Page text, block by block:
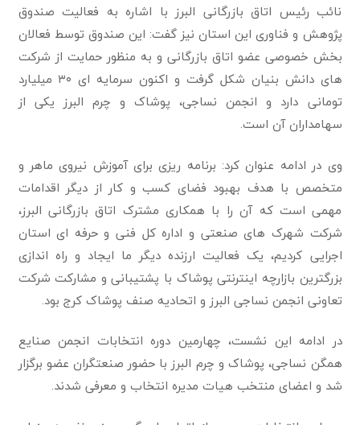
نائب رئیس اتاق بازرگانی البرز با اشاره به فعالیت صندوق
پژوهش و فناوری این استان نیز گفت: این صندوق توسط فعالان
بخش خصوصی عضو اتاق بازرگانی و به منظور حمایت از شرکت
های دانش بنیان شکل گرفت و اکنون سرمایه ای ۳۰ میلیارد
تومانی دارد و انجمن نساجی، پوشاک و چرم البرز یکی از
سهامداران آن است‌.
وی در ادامه عنوان کرد: برنامه ریزی برای آموزش نیروی ماهر و
متخصص با هدف بهبود فضای کسب و کار از دیگر اقدامات
مهمی است که آن را با همکاری مشترک اتاق بازرگانی البرز،
شرکت شهرک های صنعتی و اداره کل فنی و حرفه ای استان
اجرایی کردیم، یک فعالیت ارزنده دیگر ما ایجاد و راه اندازی
بزرگترین بازارچه اینترنتی پوشاک با پشتیبانی و مشارکت شرکت
تعاونی انجمن نساجی البرز و اتحادیه صنف پوشاک کرج بود‌.
در ادامه این نشست، چهارمین دوره انتخابات انجمن صنایع
همگن نساجی، پوشاک و چرم البرز با حضور صنعتگران عضو برگزار
شد و اعضای منتخب هیات مدیره انتخاب و معرفی شدند.